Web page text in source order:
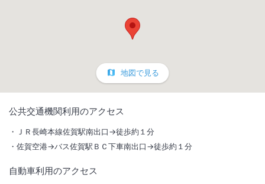
イキング朝食と大浴場が無料。全客室Wi-Fi完備、加湿機能付空気清浄
地図で見る
公共交通機関利用のアクセス
ＪＲ長崎本線佐賀駅南出口→徒歩約１分
佐賀空港→バス佐賀駅ＢＣ下車南出口→徒歩約１分
自動車利用のアクセス